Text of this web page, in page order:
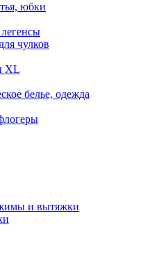
юбки
чулков
XL
белье, одежда
и вытяжки